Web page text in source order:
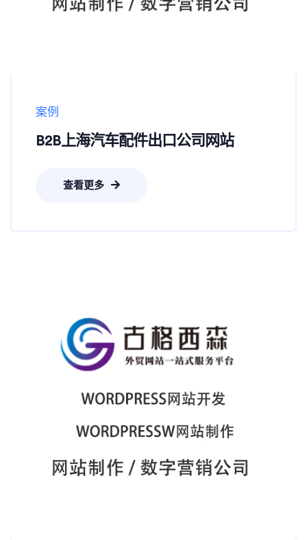
案例
B2B上海汽车配件出口公司网站
查看更多